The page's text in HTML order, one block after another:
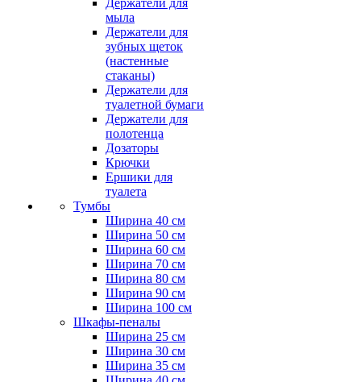
Держатели для
мыла
Держатели для
зубных щеток
(настенные
стаканы)
Держатели для
туалетной бумаги
Держатели для
полотенца
Дозаторы
Крючки
Ершики для
туалета
Тумбы
Ширина 40 см
Ширина 50 см
Ширина 60 см
Ширина 70 см
Ширина 80 см
Ширина 90 см
Ширина 100 см
Шкафы-пеналы
Ширина 25 см
Ширина 30 см
Ширина 35 см